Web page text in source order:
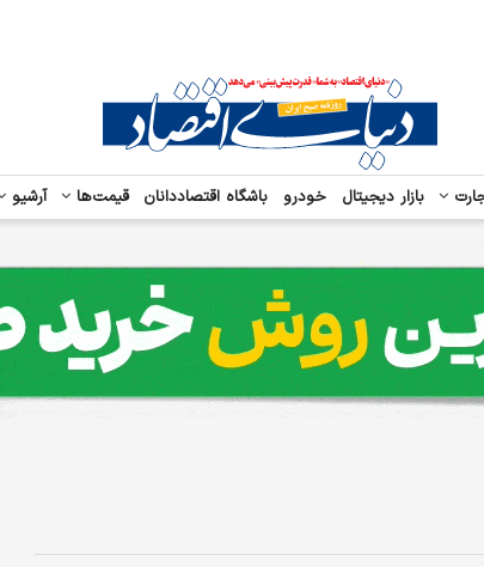
بازار دیجیتال خودرو باشگاه اقتصاددانان قیمت‌ها آرشیو